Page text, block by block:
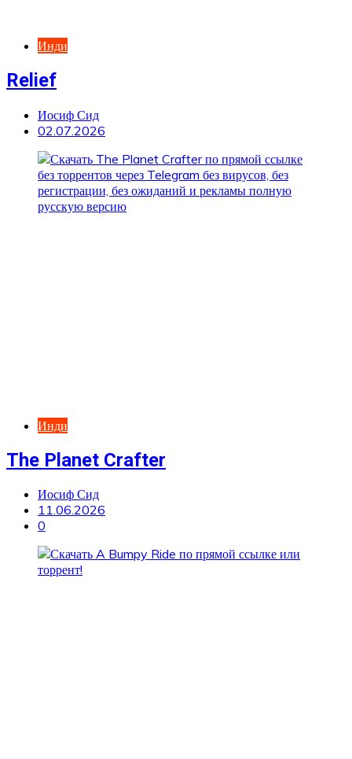
Инди
Relief
Иосиф Сид
02.07.2026
Инди
The Planet Crafter
Иосиф Сид
11.06.2026
0